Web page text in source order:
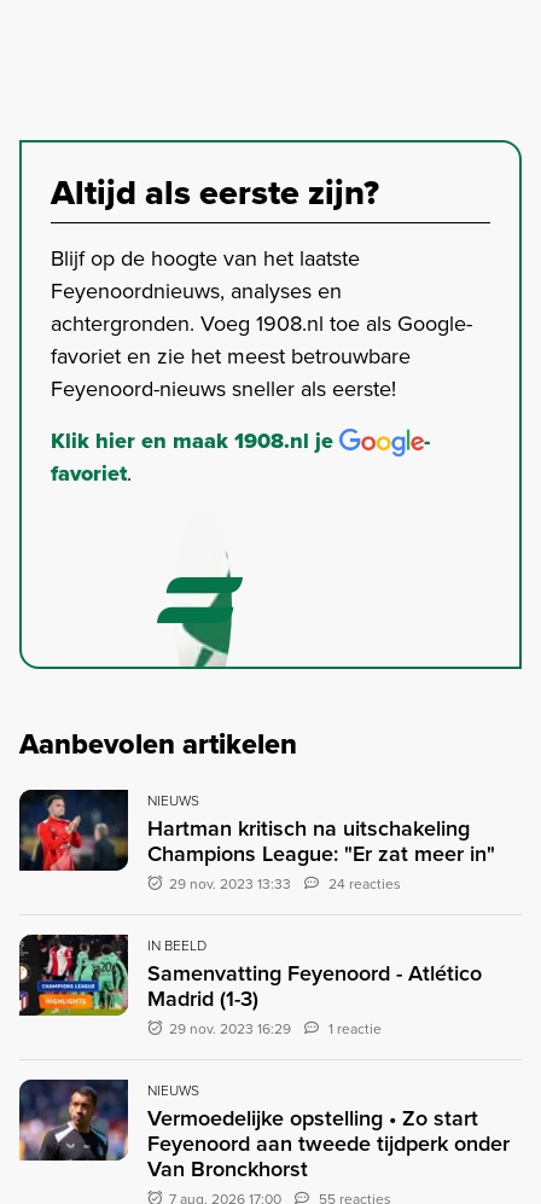
Altijd als eerste zijn?
Blijf op de hoogte van het laatste
Feyenoordnieuws, analyses en
achtergronden. Voeg 1908.nl toe als Google-
favoriet en zie het meest betrouwbare
Feyenoord-nieuws sneller als eerste!
Klik hier en maak 1908.nl je
-
favoriet.
Aanbevolen artikelen
NIEUWS
Hartman kritisch na uitschakeling
Champions League: "Er zat meer in"
29 nov. 2023 13:33 24 reacties
IN BEELD
Samenvatting Feyenoord - Atlético
Madrid (1-3)
29 nov. 2023 16:29 1 reactie
NIEUWS
Vermoedelijke opstelling • Zo start
Feyenoord aan tweede tijdperk onder
Van Bronckhorst
7 aug. 2026 17:00 55 reacties